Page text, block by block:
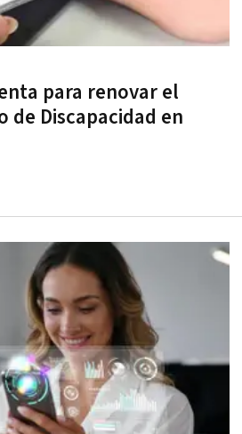
para renovar el
de Discapacidad en